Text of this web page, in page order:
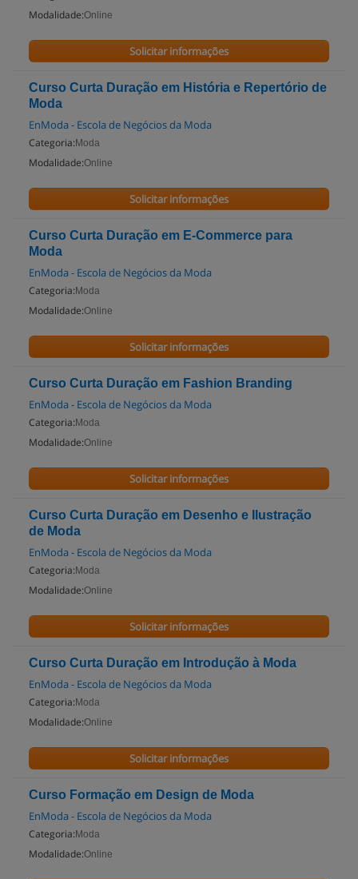
Modalidade:Online
Solicitar informações
Curso Curta Duração em História e Repertório de
Moda
EnModa - Escola de Negócios da Moda
Categoria: Moda
Modalidade:Online
Solicitar informações
Curso Curta Duração em E-Commerce para
Moda
EnModa - Escola de Negócios da Moda
Categoria: Moda
Modalidade:Online
Solicitar informações
Curso Curta Duração em Fashion Branding
EnModa - Escola de Negócios da Moda
Categoria: Moda
Modalidade:Online
Solicitar informações
Curso Curta Duração em Desenho e Ilustração
de Moda
EnModa - Escola de Negócios da Moda
Categoria: Moda
Modalidade:Online
Solicitar informações
Curso Curta Duração em Introdução à Moda
EnModa - Escola de Negócios da Moda
Categoria: Moda
Modalidade:Online
Solicitar informações
Curso Formação em Design de Moda
EnModa - Escola de Negócios da Moda
Categoria: Moda
Modalidade:Online